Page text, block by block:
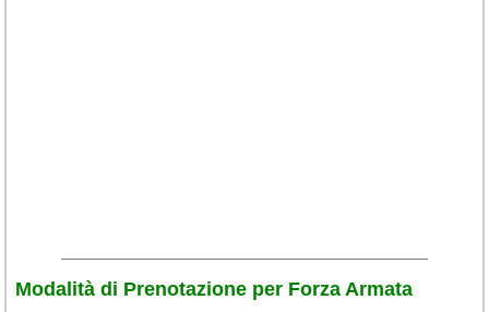
Modalità di Prenotazione per Forza Armata